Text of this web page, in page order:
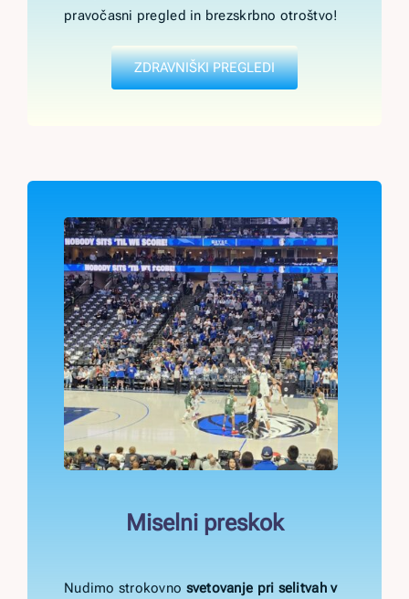
pravočasni pregled in brezskrbno otroštvo!
ZDRAVNIŠKI PREGLEDI
Miselni preskok
Nudimo strokovno svetovanje pri selitvah v